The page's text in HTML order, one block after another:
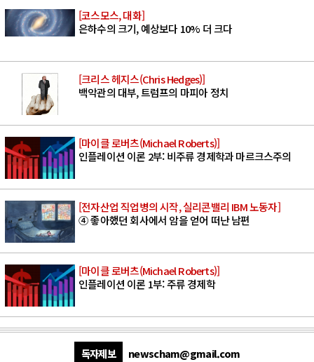
[코스모스, 대화]
은하수의 크기, 예상보다 10% 더 크다
[크리스 헤지스(Chris Hedges)]
백악관의 대부, 트럼프의 마피아 정치
[마이클 로버츠(Michael Roberts)]
인플레이션 이론 2부: 비주류 경제학과 마르크스주의
[전자산업 직업병의 시작, 실리콘밸리 IBM 노동자]
④ 좋아했던 회사에서 암을 얻어 떠난 남편
[마이클 로버츠(Michael Roberts)]
인플레이션 이론 1부: 주류 경제학
독자제보 newscham@gmail.com